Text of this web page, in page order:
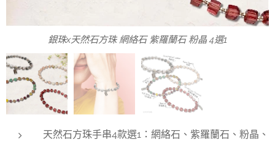
銀珠x天然石方珠 網絡石 紫羅蘭石 粉晶 4選1
天然石方珠手串4款選1 銀珠x天然石方珠
天然石選項：✅網絡石、✅紫羅蘭石、✅粉晶、✅螢石
天然石方珠手串4款選1：網絡石、紫羅蘭石、粉晶、